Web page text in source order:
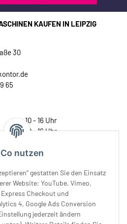
nutzen
gestatten Sie den Einsatz
Website: YouTube, Vimeo,
Checkout und
4, Google Ads Conversion
jederzeit ändern
KAUFEN IN LEIPZIG
30
65
10 - 16 Uhr
10 - 16 Uhr
10 - 18 Uhr
10 - 14 Uhr